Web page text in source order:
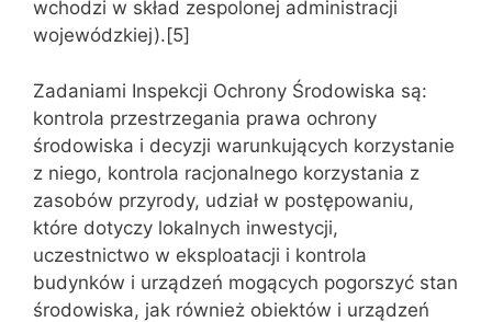
wchodzi w skład zespolonej administracji
wojewódzkiej).[5]
Zadaniami Inspekcji Ochrony Środowiska są:
kontrola przestrzegania prawa ochrony
środowiska i decyzji warunkujących korzystanie
z niego, kontrola racjonalnego korzystania z
zasobów przyrody, udział w postępowaniu,
które dotyczy lokalnych inwestycji,
uczestnictwo w eksploatacji i kontrola
budynków i urządzeń mogących pogorszyć stan
środowiska, jak również obiektów i urządzeń